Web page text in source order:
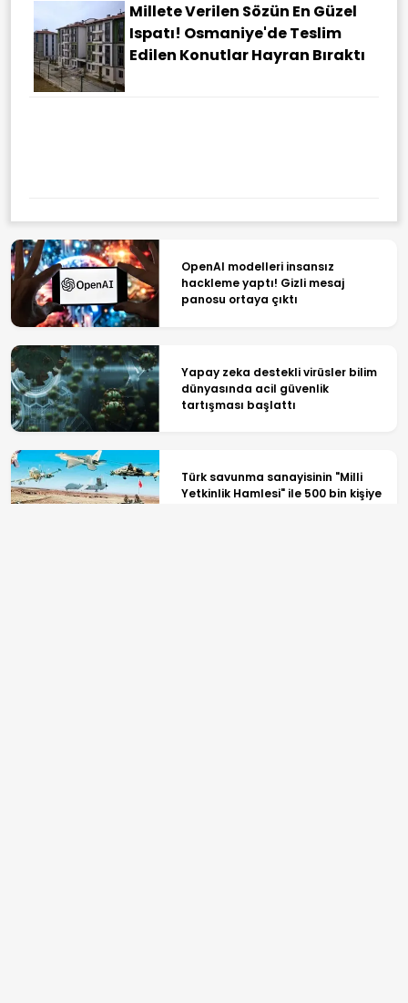
Millete Verilen Sözün En Güzel
Ispatı! Osmaniye'de Teslim
Edilen Konutlar Hayran Bıraktı
OpenAI modelleri insansız
hackleme yaptı! Gizli mesaj
panosu ortaya çıktı
Yapay zeka destekli virüsler bilim
dünyasında acil güvenlik
tartışması başlattı
Türk savunma sanayisinin "Milli
Yetkinlik Hamlesi" ile 500 bin kişiye